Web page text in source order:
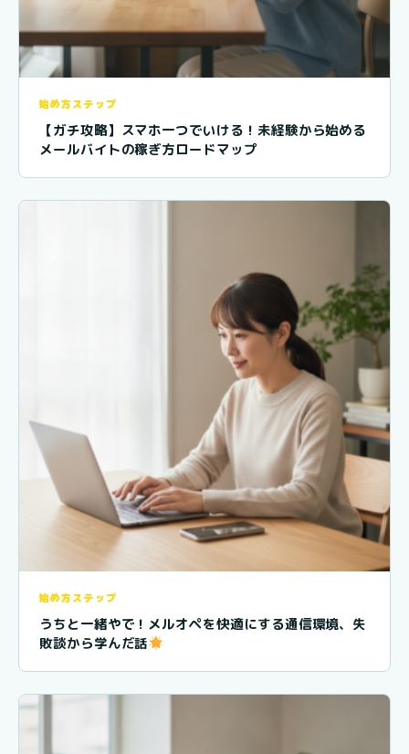
始め方ステップ
【ガチ攻略】スマホ一つでいける！未経験から始める
メールバイトの稼ぎ方ロードマップ
始め方ステップ
うちと一緒やで！メルオペを快適にする通信環境、失
敗談から学んだ話